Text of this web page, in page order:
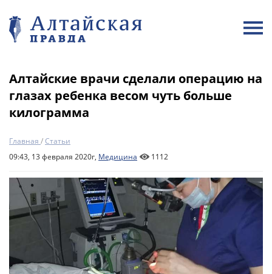
Алтайские врачи сделали операцию на
глазах ребенка весом чуть больше
килограмма
Главная /Статьи
09:43, 13 февраля 2020г, Медицина 1112